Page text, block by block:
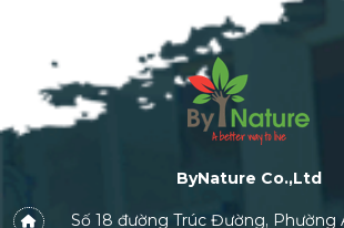
ByNature Co.,Ltd
Số 18 đường Trúc Đường, Phường